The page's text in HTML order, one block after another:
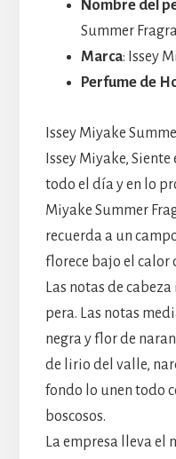
Nombre del
Summer
Marca: Issey
Perfume de
Issey Miyake
Issey Miyake,
todo el día y en lo
Miyake Summer
recuerda a un
florece bajo el calor
Las notas de
pera. Las notas
negra y flor de
de lirio del valle,
fondo lo unen todo
boscosos.
La empresa lleva el